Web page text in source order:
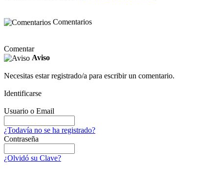
Comentarios
Comentar
Aviso
Necesitas estar registrado/a para escribir un comentario.
Identificarse
Usuario o Email
¿Todavía no se ha registrado?
Contraseña
¿Olvidó su Clave?